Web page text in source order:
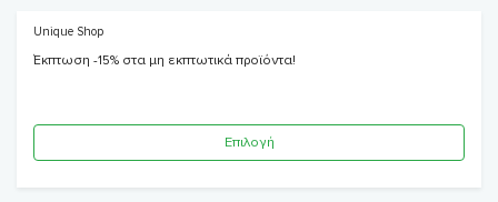
Unique Shop
Έκπτωση -15% στα μη εκπτωτικά προϊόντα!
Επιλογή